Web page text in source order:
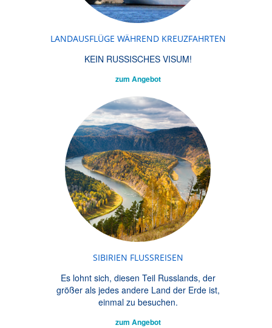
LANDAUSFLÜGE WÄHREND KREUZFAHRTEN
KEIN RUSSISCHES VISUM!
zum Angebot
SIBIRIEN FLUSSREISEN
Es lohnt sich, diesen Teil Russlands, der
größer als jedes andere Land der Erde ist,
einmal zu besuchen.
zum Angebot